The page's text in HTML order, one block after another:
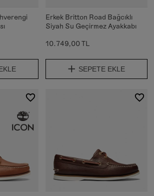
Erkek Britton Road Bağcıklı
Siyah Su Geçirmez Ayakkabı
10.749,00 TL
SEPETE EKLE